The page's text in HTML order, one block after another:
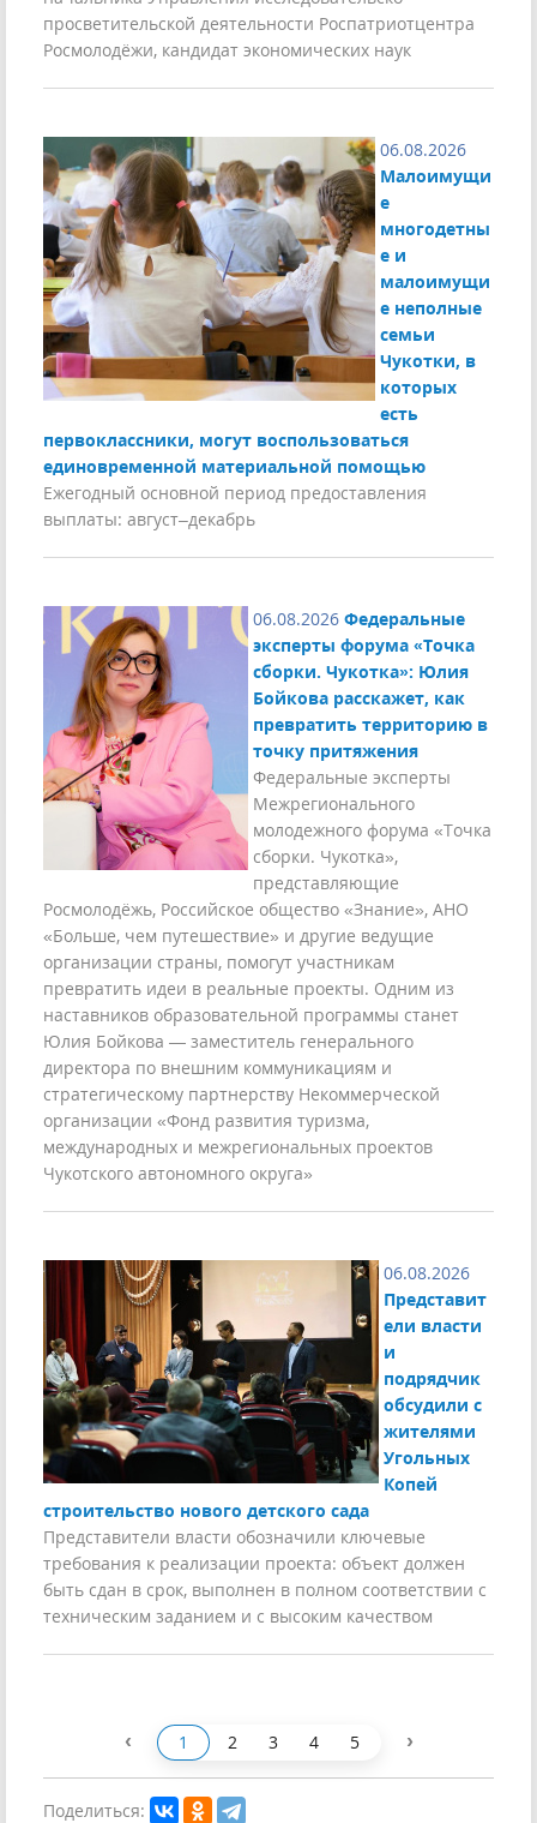
просветительской деятельности Роспатриотцентра
Росмолодёжи, кандидат экономических наук
06.08.2026
Малоимущи
е
многодетны
е и
малоимущи
е неполные
семьи
Чукотки, в
которых
есть
первоклассники, могут воспользоваться
единовременной материальной помощью
Ежегодный основной период предоставления
выплаты: август–декабрь
06.08.2026 Федеральные
эксперты форума «Точка
сборки. Чукотка»: Юлия
Бойкова расскажет, как
превратить территорию в
точку притяжения
Федеральные эксперты
Межрегионального
молодежного форума «Точка
сборки. Чукотка»,
представляющие
Росмолодёжь, Российское общество «Знание», АНО
«Больше, чем путешествие» и другие ведущие
организации страны, помогут участникам
превратить идеи в реальные проекты. Одним из
наставников образовательной программы станет
Юлия Бойкова — заместитель генерального
директора по внешним коммуникациям и
стратегическому партнерству Некоммерческой
организации «Фонд развития туризма,
международных и межрегиональных проектов
Чукотского автономного округа»
06.08.2026
Представит
ели власти
и
подрядчик
обсудили с
жителями
Угольных
Копей
строительство нового детского сада
Представители власти обозначили ключевые
требования к реализации проекта: объект должен
быть сдан в срок, выполнен в полном соответствии с
техническим заданием и с высоким качеством
‹ 1 2 3 4 5 ›
Поделиться: